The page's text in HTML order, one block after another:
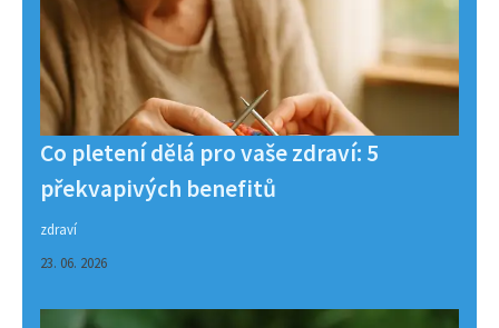
Co pletení dělá pro vaše zdraví: 5
překvapivých benefitů
zdraví
23. 06. 2026